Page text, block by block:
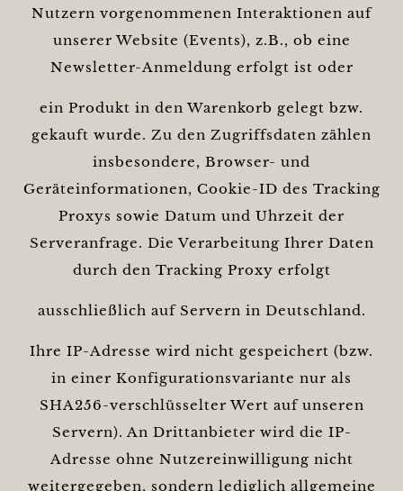
Nutzern vorgenommenen Interaktionen auf
unserer Website (Events), z.B., ob eine
Newsletter-Anmeldung erfolgt ist oder
ein Produkt in den Warenkorb gelegt bzw.
gekauft wurde. Zu den Zugriffsdaten zählen
insbesondere, Browser- und
Geräteinformationen, Cookie-ID des Tracking
Proxys sowie Datum und Uhrzeit der
Serveranfrage. Die Verarbeitung Ihrer Daten
durch den Tracking Proxy erfolgt
ausschließlich auf Servern in Deutschland.
Ihre IP-Adresse wird nicht gespeichert (bzw.
in einer Konfigurationsvariante nur als
SHA256-verschlüsselter Wert auf unseren
Servern). An Drittanbieter wird die IP-
Adresse ohne Nutzereinwilligung nicht
weitergegeben, sondern lediglich allgemeine